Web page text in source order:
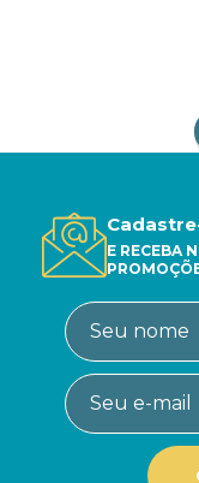
E RECEBA